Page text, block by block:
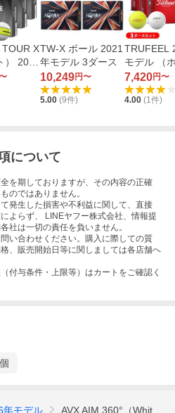
X
） 2026
ース
TW-X ボール 2021
年モデル 3ダース
10,249円〜
5.00 (9件)
TRUFEEL
モデル （
イエロー/
0°） 3ダー
7,420円〜
4.00 (1件)
について
を期しておりますが、その内容の正確
のではありません。
発生した損害や不利益に関して、直接
よらず、 LINEヤフー株式会社、情報提
社は一切の責任を負いません。
い合わせください。購入に際しての質
、販売開始日等に関しましては各店舗へ
付与条件・上限等）はカートをご確認く
年モデル AVX AIM 360°（Whit